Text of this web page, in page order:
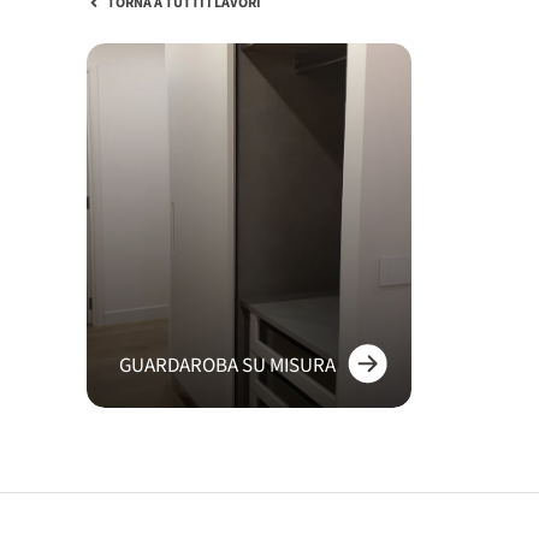
GUARDAROBA SU MISURA